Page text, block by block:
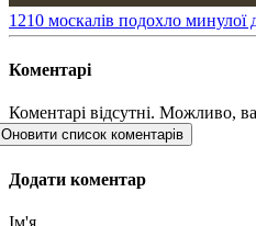
​1210 москалів подохло минулої
Коментарі
Коментарі відсутні. Можливо,
Оновити список коментарів
Додати коментар
Ім'я